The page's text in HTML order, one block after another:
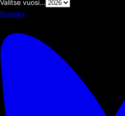
Valitse vuosi...
Bluesky